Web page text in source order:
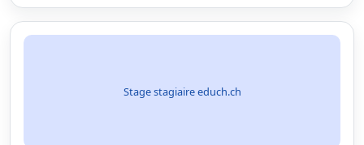
Stage stagiaire educh.ch